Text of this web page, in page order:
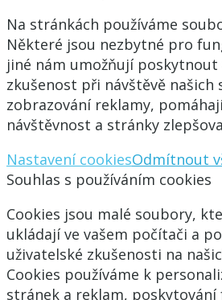
Na stránkách používáme
Některé jsou nezbytné pro
jiné nám umožňují poskytnout
zkušenost při návštěvě našich
zobrazování reklamy,
návštěvnost a stránky
Nastavení cookiesOdmítnout
Souhlas s používáním cookies
Cookies jsou malé soubory,
ukládají ve vašem počítači a
uživatelské zkušenosti na
Cookies používáme k
stránek a reklam, poskytování